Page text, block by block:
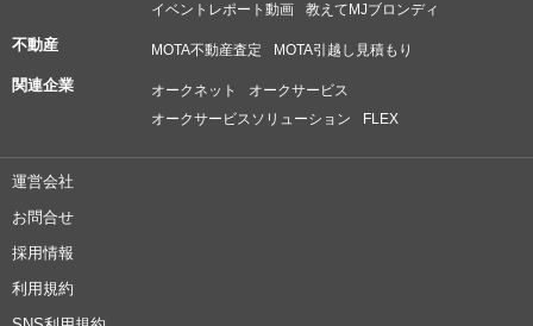
イベントレポート動画
教えてMJブロンディ
不動産 MOTA不動産査定 MOTA引越し見積もり
関連企業 オークネット
オークサービス
オークサービスソリューション
FLEX
運営会社
お問合せ
採用情報
利用規約